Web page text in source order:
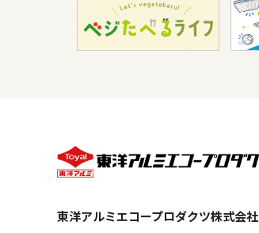
東洋アルミエコープロダクツ株式会社